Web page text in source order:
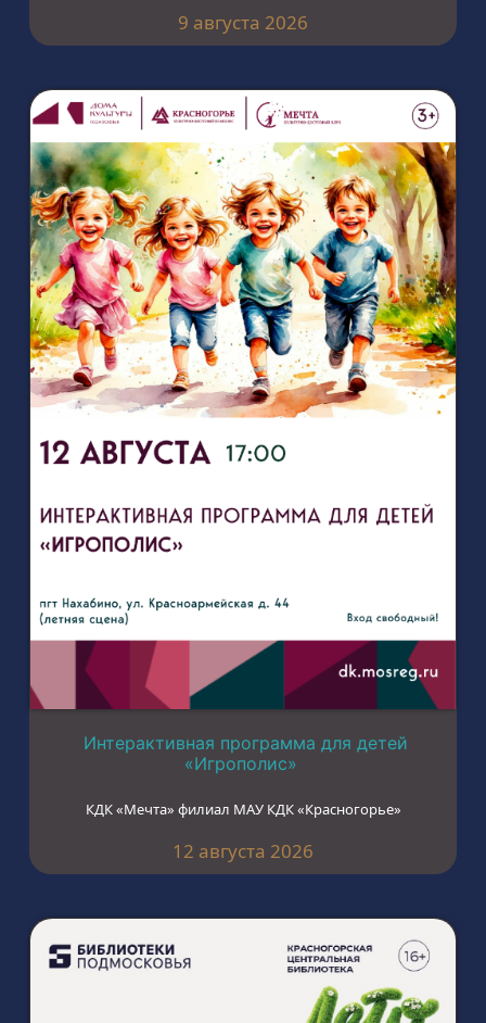
9 августа 2026
Интерактивная программа для детей
«Игрополис»
КДК «Мечта» филиал МАУ КДК «Красногорье»
12 августа 2026